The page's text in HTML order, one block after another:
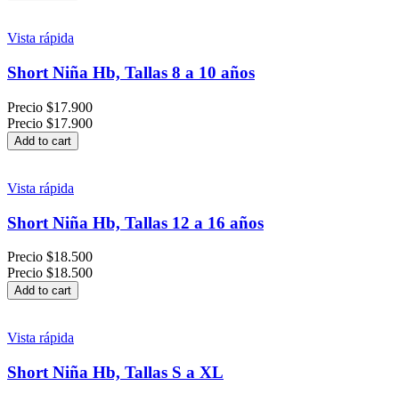
Vista rápida
Short Niña Hb, Tallas 8 a 10 años
Precio $17.900
Precio $17.900
Add to cart
Vista rápida
Short Niña Hb, Tallas 12 a 16 años
Precio $18.500
Precio $18.500
Add to cart
Vista rápida
Short Niña Hb, Tallas S a XL